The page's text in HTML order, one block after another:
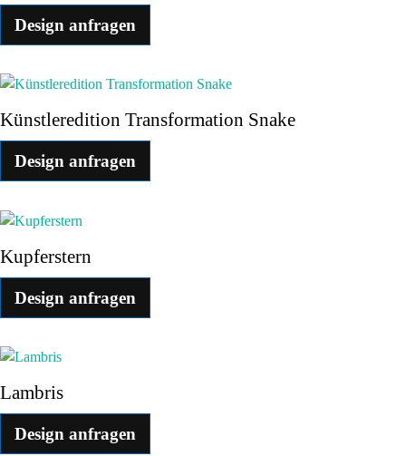
Design anfragen
Künstleredition Transformation Snake
Design anfragen
Kupferstern
Design anfragen
Lambris
Design anfragen